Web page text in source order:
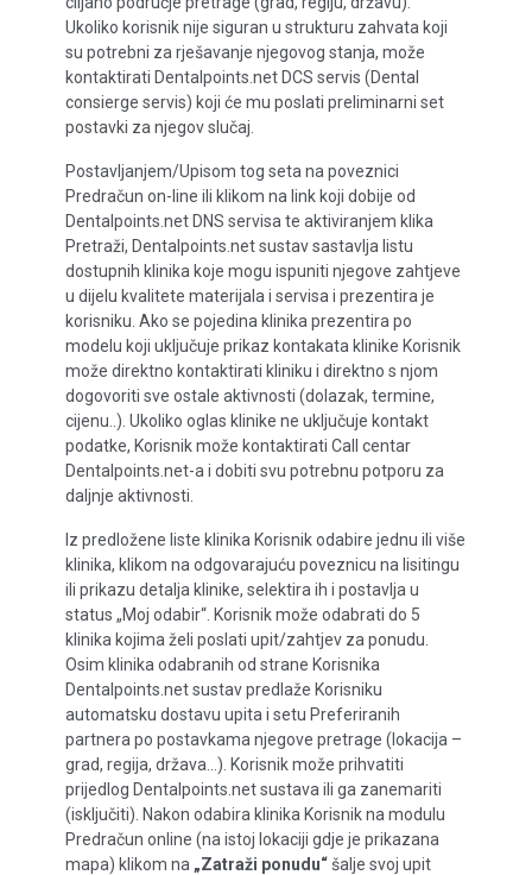
Ukoliko korisnik nije siguran u strukturu zahvata koji
su potrebni za rješavanje njegovog stanja, može
kontaktirati Dentalpoints.net DCS servis (Dental
consierge servis) koji će mu poslati preliminarni set
postavki za njegov slučaj.
Postavljanjem/Upisom tog seta na poveznici
Predračun on-line ili klikom na link koji dobije od
Dentalpoints.net DNS servisa te aktiviranjem klika
Pretraži, Dentalpoints.net sustav sastavlja listu
dostupnih klinika koje mogu ispuniti njegove zahtjeve
u dijelu kvalitete materijala i servisa i prezentira je
korisniku. Ako se pojedina klinika prezentira po
modelu koji uključuje prikaz kontakata klinike Korisnik
može direktno kontaktirati kliniku i direktno s njom
dogovoriti sve ostale aktivnosti (dolazak, termine,
cijenu..). Ukoliko oglas klinike ne uključuje kontakt
podatke, Korisnik može kontaktirati Call centar
Dentalpoints.net-a i dobiti svu potrebnu potporu za
daljnje aktivnosti.
Iz predložene liste klinika Korisnik odabire jednu ili više
klinika, klikom na odgovarajuću poveznicu na lisitingu
ili prikazu detalja klinike, selektira ih i postavlja u
status „Moj odabir“. Korisnik može odabrati do 5
klinika kojima želi poslati upit/zahtjev za ponudu.
Osim klinika odabranih od strane Korisnika
Dentalpoints.net sustav predlaže Korisniku
automatsku dostavu upita i setu Preferiranih
partnera po postavkama njegove pretrage (lokacija –
grad, regija, država…). Korisnik može prihvatiti
prijedlog Dentalpoints.net sustava ili ga zanemariti
(isključiti). Nakon odabira klinika Korisnik na modulu
Predračun online (na istoj lokaciji gdje je prikazana
mapa) klikom na „Zatraži ponudu“šalje svoj upit